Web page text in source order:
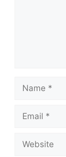
Name
Email
Website